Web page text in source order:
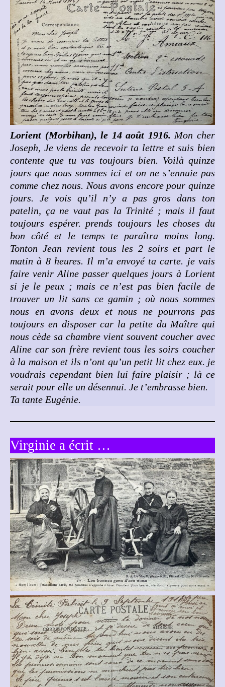
Lorient (Morbihan), le 14 août 1916. Mon cher
Joseph, Je viens de recevoir ta lettre et suis bien
contente que tu vas toujours bien. Voilà quinze
jours que nous sommes ici et on ne s’ennuie pas
comme chez nous. Nous avons encore pour quinze
jours. Je vois qu’il n’y a pas gros dans ton
patelin, ça ne vaut pas la Trinité ; mais il faut
toujours espérer. prends toujours les choses du
bon côté et le temps te paraîtra moins long.
Tonton Jean revient tous les 2 soirs et part le
matin à 8 heures. Il m’a envoyé ta carte. je vais
faire venir Aline passer quelques jours à Lorient
si je le peux ; mais ce n’est pas bien facile de
trouver un lit sans ce gamin ; où nous sommes
nous en avons deux et nous ne pourrons pas
toujours en disposer car la petite du Maître qui
nous cède sa chambre vient souvent coucher avec
Aline car son frère revient tous les soirs coucher
à la maison et ils n’ont qu’un petit lit chez eux. je
voudrais cependant bien lui faire plaisir ; là ce
serait pour elle un désennui. Je t’embrasse bien.
Ta tante Eugénie.
Virginie a écrit …